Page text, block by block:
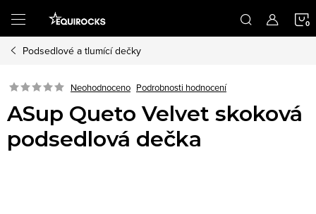
obsah
Podsedlové a tlumící dečky
Neohodnoceno Podrobnosti hodnocení
ASup Queto Velvet skoková
podsedlová dečka